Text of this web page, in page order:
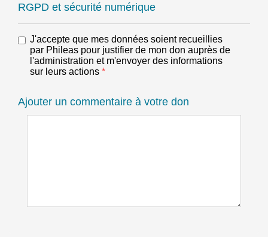
RGPD et sécurité numérique
J'accepte que mes données soient recueillies
par Phileas pour justifier de mon don auprès de
l'administration et m'envoyer des informations
sur leurs actions *
Ajouter un commentaire à votre don